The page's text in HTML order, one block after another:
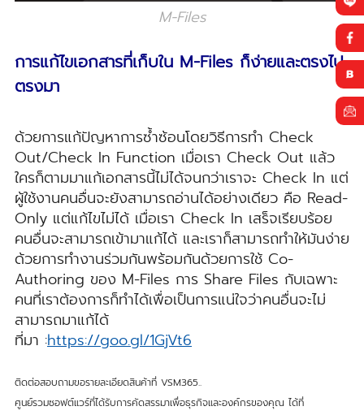
M-Files
การแก้ไขเอกสารที่เก็บใน M-Files ก็ง่ายและตรงไป
ตรงมา
ด้วยการแก้ปัญหาการซ้ำซ้อนโดยวิธีการทำ Check
Out/Check In Function เมื่อเรา Check Out แล้ว
ใครก็ตามมาแก้เอกสารนี้ไม่ได้จนกว่าเราจะ Check In แต่
ผู้ใช้งานคนอื่นจะยังสามารถอ่านได้อย่างเดียว คือ Read-
Only แต่แก้ไขไม่ได้ เมื่อเรา Check In เสร็จเรียบร้อย
คนอื่นจะสามารถเข้ามาแก้ได้และเราก็สามารถทำให้มันง่าย
ด้วยการทำงานร่วมกันพร้อมกันด้วยการใช้ Co-
Authoring ของ M-Files การ Share Files กับเฉพาะ
คนที่เราต้องการก็ทำได้เพื่อเป็นการแน่ใจว่าคนอื่นจะไม่
สามารถมาแก้ได้
ที่มา :https://goo.gl/1GjVt6
ติดต่อสอบถามขอรายละเอียดสินค้าที่ VSM365..
ศูนย์รวมซอฟต์แวร์ที่ได้รับการคัดสรรมาเพื่อธุรกิจและองค์กรของคุณ ได้ที่